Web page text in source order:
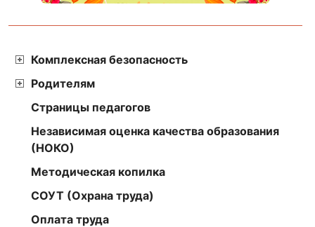
Комплексная безопасность
Родителям
Страницы педагогов
Независимая оценка качества образования
(НОКО)
Методическая копилка
СОУТ (Охрана труда)
Оплата труда